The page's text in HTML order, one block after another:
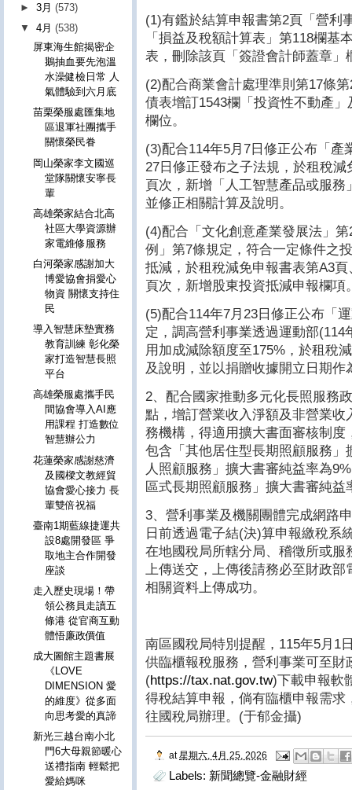
(1)有鑑於結算申報書第2頁「營利
「損益及稅額計算表」第118欄基
表，刪除該頁「簽證會計師蓋章」
(2)配合商業會計處理準則第17條
債表增訂1543欄「投資性不動產
欄位。
(3)配合114年5月7日修正公布「產
27日修正發布之子法規，於租稅
頁次，新增「人工智慧產品或服
並修正相關計算及說明。
(4)配合「文化創意產業發展法」
例」第7條規定，符合一定條件之
抵減，於租稅減免申報書表第A3
頁次，新增股東投資抵減申報欄項
(5)配合114年7月23日修正公布「
定，調高營利事業透過運動部
用加成減除額度至175%，於租稅
及說明，並以捐贈收據開立日期
2、配合國家推動多元化長照服務
點，增訂營業收入淨額及非營業
務機構，得適用擴大書面審核制
包含「其他居住型長期照顧服務
人照顧服務」擴大書審純益率為
區式長期照顧服務」擴大書審純益
3、營利事業及機關團體完成網路
日前透過電子結(決)算申報繳稅系
在地國稅局所轄分局、稽徵所或
上傳送交，上傳後請務必至財政
相關資料上傳成功。
南區國稅局特別提醒，115年5月1
供臨櫃報稅服務，營利事業可至財
(https://tax.nat.gov.tw)下載申報軟
得稅結算申報，倘有臨櫃申報需求
往國稅局辦理。(于郁金攝)
at 星期六, 4月 25, 2026
Labels: 新聞總覽-金融財經
►3月(573)
▼4月(538)
屏東海生館揭密企
鵝抽血要先泡溫
水澡健檢日常 人
氣體驗到六月底
苗栗榮服處匯集地
區退軍社團攜手
關懷榮民眷
岡山榮家李文國巡
堂隊關懷安寧長
輩
高雄榮家結合北高
社區大學資源辦
家電維修服務
白河榮家感謝加大
博愛協會捐愛心
物資 關懷支持住
民
導入智慧床墊實務
教育訓練 彰化榮
家打造智慧長照
平台
高雄榮服處攜手民
間協會導入AI應
用課程 打造數位
智慧辦公力
花蓮榮家感謝慈濟
及國樑文教經貿
協會愛心接力 長
輩雙倍祝福
臺南1期藍線捷運共
設8處開發區 爭
取地主合作開發
座談
走入歷史現場！帶
領公務員走讀五
條港 從官商互動
體悟廉政價值
成大圖館主題書展
《LOVE
DIMENSION 愛
的維度》從多面
向思考愛的真諦
新光三越台南小北
門6大母親節暖心
送禮指南 輕鬆把
愛給媽咪